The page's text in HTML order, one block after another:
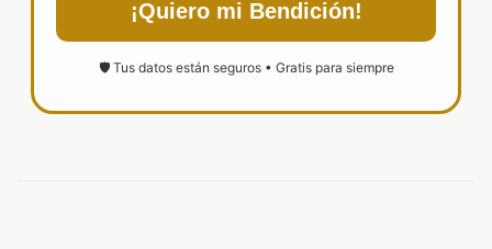
¡Quiero mi Bendición!
🛡️ Tus datos están seguros • Gratis para siempre